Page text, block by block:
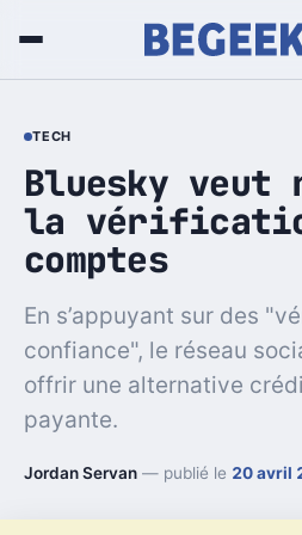
TECH
Bluesky veut
la
comptes
En s’appuyant sur des
confiance", le réseau
offrir une alternative
payante.
Jordan Servan — publié le 20 avril